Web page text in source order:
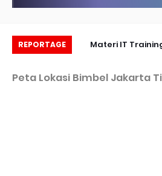
REPORTAGE
Materi IT
ELEMENTARY I
Peta Lokasi Bimbel Jakarta